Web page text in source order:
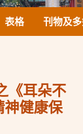
表格 刊物及
《耳朵不
健康保